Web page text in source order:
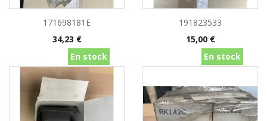
171698181E
En stock
Precio
34,23 €
191823533
En stock
Precio
15,00 €